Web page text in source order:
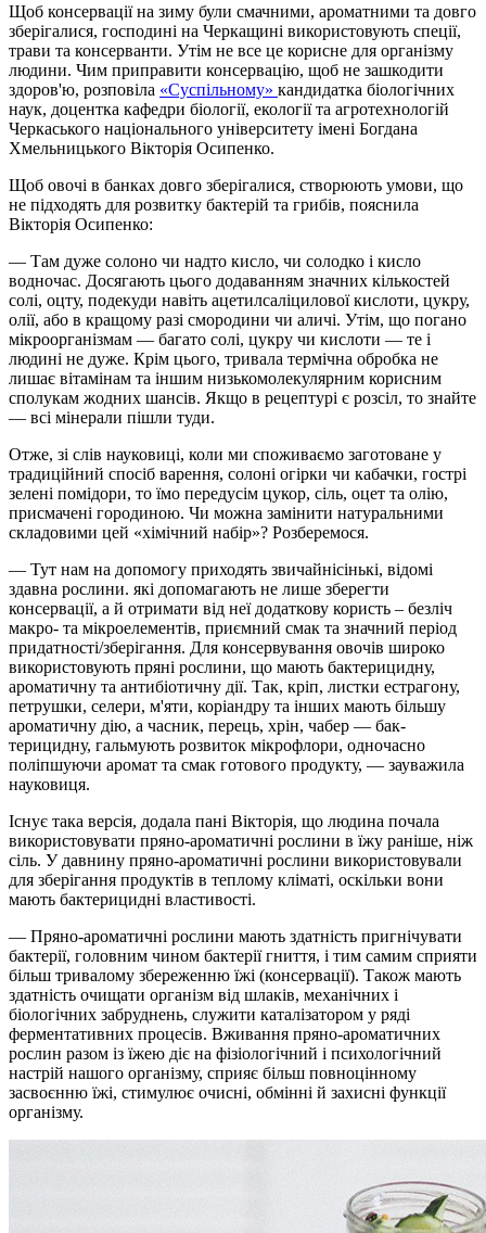
Щоб консервації на зиму були смачними, ароматними та довго
зберігалися, господині на Черкащині використовують спеції,
трави та консерванти. Утім не все це корисне для організму
людини. Чим приправити консервацію, щоб не зашкодити
здоров'ю, розповіла «Суспільному» кандидатка біологічних
наук, доцентка кафедри біології, екології та агротехнологій
Черкаського національного університету імені Богдана
Хмельницького Вікторія Осипенко.
Щоб овочі в банках довго зберігалися, створюють умови, що
не підходять для розвитку бактерій та грибів, пояснила
Вікторія Осипенко:
— Там дуже солоно чи надто кисло, чи солодко і кисло
водночас. Досягають цього додаванням значних кількостей
солі, оцту, подекуди навіть ацетилсаліцилової кислоти, цукру,
олії, або в кращому разі смородини чи аличі. Утім, що погано
мікроорганізмам — багато солі, цукру чи кислоти — те і
людині не дуже. Крім цього, тривала термічна обробка не
лишає вітамінам та іншим низькомолекулярним корисним
сполукам жодних шансів. Якщо в рецептурі є розсіл, то знайте
— всі мінерали пішли туди.
Отже, зі слів науковиці, коли ми споживаємо заготоване у
традиційний спосіб варення, солоні огірки чи кабачки, гострі
зелені помідори, то їмо передусім цукор, сіль, оцет та олію,
присмачені городиною. Чи можна замінити натуральними
складовими цей «хімічний набір»? Розберемося.
— Тут нам на допомогу приходять звичайнісінькі, відомі
здавна рослини. які допомагають не лише зберегти
консервації, а й отримати від неї додаткову користь – безліч
макро- та мікроелементів, приємний смак та значний період
придатності/зберігання. Для консервування овочів широко
використовують пряні росли­ни, що мають бактерицидну,
ароматичну та антибіотичну дії. Так, кріп, листки естрагону,
петрушки, селери, м'яти, коріандру та інших мають більшу
ароматичну дію, а часник, перець, хрін, чабер — бак­
терицидну, гальмують розвиток мікрофлори, одночасно
поліпшую­чи аромат та смак готового продукту, — зауважила
науковиця.
Існує така версія, додала пані Вікторія, що людина почала
використовувати пряно-ароматичні рослини в їжу раніше, ніж
сіль. У давнину пряно-ароматичні рослини використовували
для зберігання продуктів в теплому кліматі, оскільки вони
мають бактерицидні властивості.
— Пряно-ароматичні рослини мають здатність пригнічувати
бактерії, головним чином бактерії гниття, і тим самим сприяти
більш тривалому збереженню їжі (консервації). Також мають
здатність очищати організм від шлаків, механічних і
біологічних забруднень, служити каталізатором у ряді
ферментативних процесів. Вживання пряно-ароматичних
рослин разом із їжею діє на фізіологічний і психологічний
настрій нашого організму, сприяє більш повноцінному
засвоєнню їжі, стимулює очисні, обмінні й захисні функції
організму.